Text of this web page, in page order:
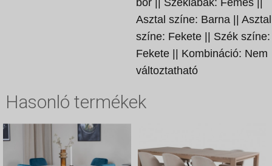
bőr || Széklábak: Fémes ||
Asztal színe: Barna || Asztal
színe: Fekete || Szék színe:
Fekete || Kombináció: Nem
változtatható
Hasonló termékek